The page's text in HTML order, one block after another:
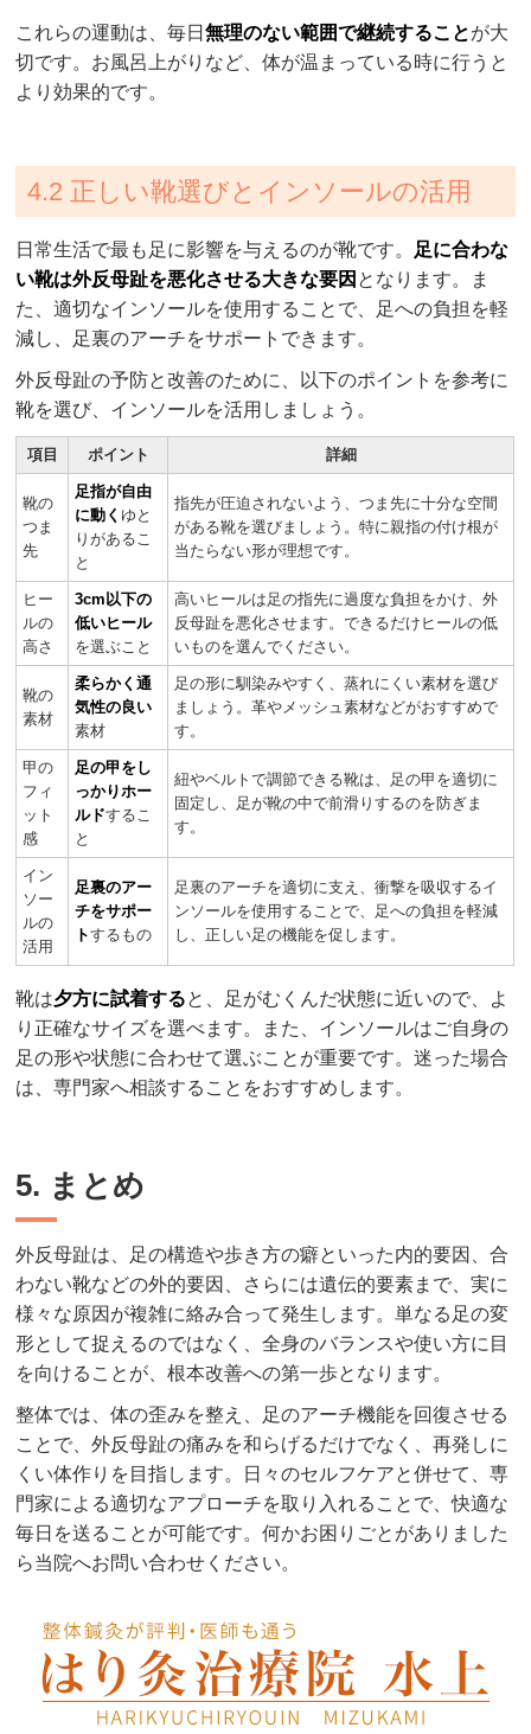
これらの運動は、毎日無理のない範囲で継続することが大
切です。お風呂上がりなど、体が温まっている時に行うと
より効果的です。
4.2 正しい靴選びとインソールの活用
日常生活で最も足に影響を与えるのが靴です。 足に合わな
い靴は外反母趾を悪化させる大きな要因 となります。ま
た、適切なインソールを使用することで、足への負担を軽
減し、足裏のアーチをサポートできます。
外反母趾の予防と改善のために、以下のポイントを参考に
靴を選び、インソールを活用しましょう。
項目 ポイント 詳細
靴の
つま
先
足指が自由
に動くゆと
りがあるこ
と
指先が圧迫されないよう、つま先に十分な空間
がある靴を選びましょう。特に親指の付け根が
当たらない形が理想です。
ヒー
ルの
高さ
3cm以下の
低いヒール
を選ぶこと
高いヒールは足の指先に過度な負担をかけ、外
反母趾を悪化させます。できるだけヒールの低
いものを選んでください。
靴の
素材
柔らかく通
気性の良い
素材
足の形に馴染みやすく、蒸れにくい素材を選び
ましょう。革やメッシュ素材などがおすすめで
す。
甲の
フィ
ット
感
足の甲をし
っかりホー
ルドするこ
と
紐やベルトで調節できる靴は、足の甲を適切に
固定し、足が靴の中で前滑りするのを防ぎま
す。
イン
ソー
ルの
活用
足裏のアー
チをサポー
トするもの
足裏のアーチを適切に支え、衝撃を吸収するイ
ンソールを使用することで、足への負担を軽減
し、正しい足の機能を促します。
靴は夕方に試着すると、足がむくんだ状態に近いので、よ
り正確なサイズを選べます。また、インソールはご自身の
足の形や状態に合わせて選ぶことが重要です。迷った場合
は、専門家へ相談することをおすすめします。
5. まとめ
外反母趾は、足の構造や歩き方の癖といった内的要因、合
わない靴などの外的要因、さらには遺伝的要素まで、実に
様々な原因が複雑に絡み合って発生します。単なる足の変
形として捉えるのではなく、全身のバランスや使い方に目
を向けることが、根本改善への第一歩となります。
整体では、体の歪みを整え、足のアーチ機能を回復させる
ことで、外反母趾の痛みを和らげるだけでなく、再発しに
くい体作りを目指します。日々のセルフケアと併せて、専
門家による適切なアプローチを取り入れることで、快適な
毎日を送ることが可能です。何かお困りごとがありました
ら当院へお問い合わせください。